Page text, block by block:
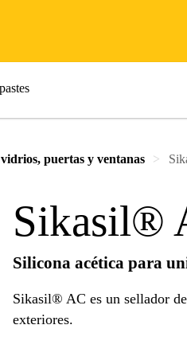
puertas y ventanas
Sikasil®
Silicona acética para
Sikasil® AC es un sellador
exteriores.